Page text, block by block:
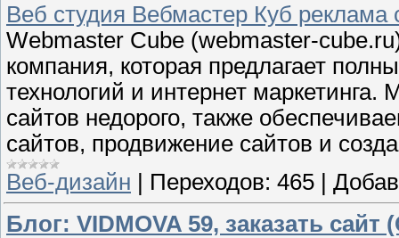
Веб студия Вебмастер Куб
Webmaster Cube (webmaster-
компания, которая предлагает
технологий и интернет
сайтов недорого, также
сайтов, продвижение сайтов и
Веб-дизайн | Переходов: 465 |
Блог: VIDMOVA 59, заказать